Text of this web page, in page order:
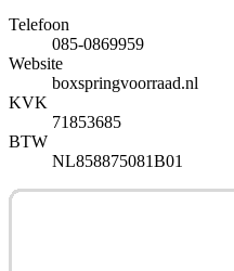
Telefoon
085-0869959
Website
boxspringvoorraad.nl
KVK
71853685
BTW
NL858875081B01